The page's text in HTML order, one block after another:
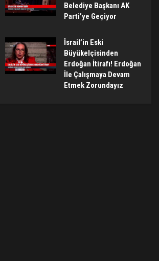
Belediye Başkanı AK
Parti’ye Geçiyor
İsrail’in Eski
Büyükelçisinden
Erdoğan İtirafı! Erdoğan
İle Çalışmaya Devam
Etmek Zorundayız